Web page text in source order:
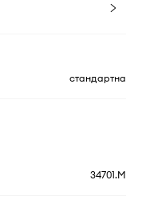
стандартна
34701.M